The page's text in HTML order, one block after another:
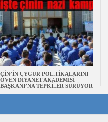
ÇİN’İN UYGUR POLİTİKALARINI
ÖVEN DİYANET AKADEMİSİ
BAŞKANI’NA TEPKİLER SÜRÜYOR